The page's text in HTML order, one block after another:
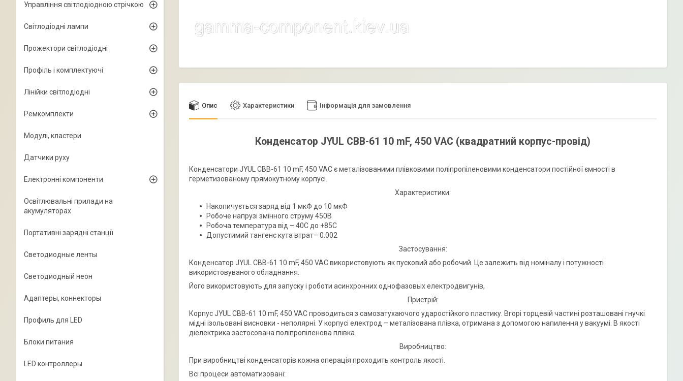
Опис Характеристики Інформація для замовлення
Конденсатор JYUL CBB-61 10 mF, 450 VAC (квадратний корпус-провід)
Конденсатори JYUL CBB-61 10 mF, 450 VAC є металізованими плівковими поліпропіленовими конденсатори постійної ємності в
герметизованому прямокутному корпусі.
Характеристики:
Накопичується заряд від 1 мкФ до 10 мкФ
Робоче напрузі змінного струму 450В
Робоча температура від – 40С до +85С
Допустимий тангенс кута втрат– 0.002
Застосування:
Конденсатор JYUL CBB-61 10 mF, 450 VAC використовують як пусковий або робочий. Це залежить від номіналу і потужності
використовуваного обладнання.
Його використовують для запуску і роботи асинхронних однофазовых електродвигунів,
Пристрій:
Корпус JYUL CBB-61 10 mF, 450 VAC проводиться з самозатухаючого ударостійкого пластику. Вгорі торцевій частині розташовані гнучкі
мідні ізольовані висновки - неполярні. У корпусі електрод – металізована плівка, отримана з допомогою напилення у вакуумі. В якості
діелектрика застосована поліпропіленова плівка.
Виробництво:
При виробництві конденсаторів кожна операція проходить контроль якості.
Всі процеси автоматизовані:
Управління світлодіодною стрічкою
Світлодіодні лампи
Прожектори світлодіодні
Профіль і комплектуючі
Лінійки світлодіодні
Ремкомплекти
Модулі, кластери
Датчики руху
Електронні компоненти
Освітлювальні прилади на
акумуляторах
Портативні зарядні станції
Светодиодные ленты
Светодиодный неон
Адаптеры, коннекторы
Профиль для LED
Блоки питания
LED контроллеры